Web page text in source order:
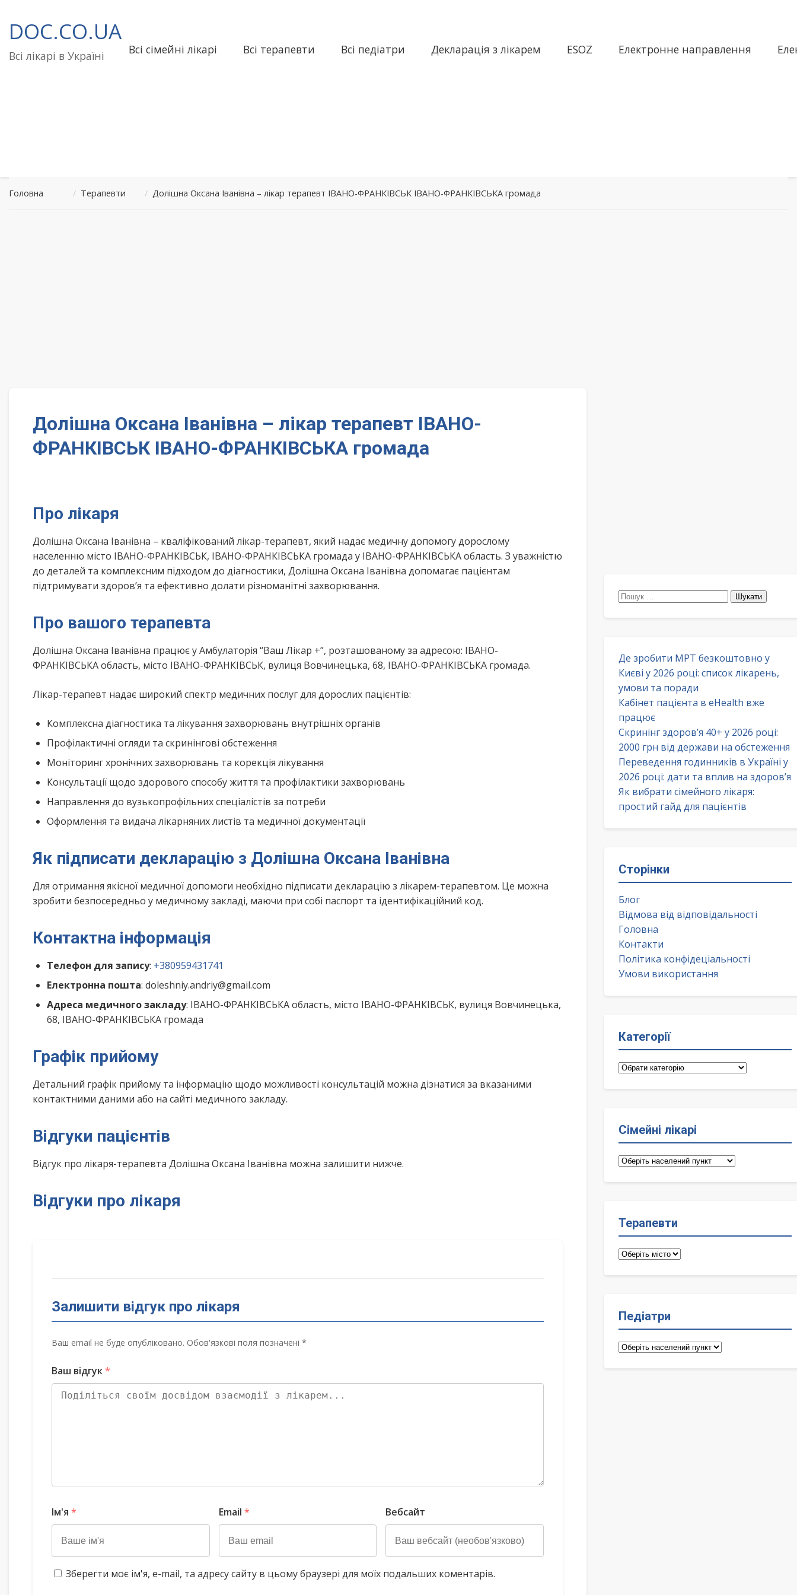
до
вмісту
DOC.CO.UA
Всі лікарі в Україні Всі сімейні лікарі Всі терапевти Всі педіатри Декларація з лікарем ESOZ Електронне направлення
Головна / Терапевти / Долішна Оксана Іванівна – лікар терапевт ІВАНО-ФРАНКІВСЬК ІВАНО-ФРАНКІВСЬКА громада
Долішна Оксана Іванівна – лікар терапевт ІВАНО-
ФРАНКІВСЬК ІВАНО-ФРАНКІВСЬКА громада
Про лікаря
Долішна Оксана Іванівна – кваліфікований лікар-терапевт, який надає медичну допомогу дорослому
населенню місто ІВАНО-ФРАНКІВСЬК, ІВАНО-ФРАНКІВСЬКА громада у ІВАНО-ФРАНКІВСЬКА область. З уважністю
до деталей та комплексним підходом до діагностики, Долішна Оксана Іванівна допомагає пацієнтам
підтримувати здоров’я та ефективно долати різноманітні захворювання.
Про вашого терапевта
Долішна Оксана Іванівна працює у Амбулаторія “Ваш Лікар +”, розташованому за адресою: ІВАНО-
ФРАНКІВСЬКА область, місто ІВАНО-ФРАНКІВСЬК, вулиця Вовчинецька, 68, ІВАНО-ФРАНКІВСЬКА громада.
Лікар-терапевт надає широкий спектр медичних послуг для дорослих пацієнтів:
Комплексна діагностика та лікування захворювань внутрішніх органів
Профілактичні огляди та скринінгові обстеження
Моніторинг хронічних захворювань та корекція лікування
Консультації щодо здорового способу життя та профілактики захворювань
Направлення до вузькопрофільних спеціалістів за потреби
Оформлення та видача лікарняних листів та медичної документації
Як підписати декларацію з Долішна Оксана Іванівна
Для отримання якісної медичної допомоги необхідно підписати декларацію з лікарем-терапевтом. Це можна
зробити безпосередньо у медичному закладі, маючи при собі паспорт та ідентифікаційний код.
Контактна інформація
Телефон для запису: +380959431741
Електронна пошта: doleshniy.andriy@gmail.com
Адреса медичного закладу: ІВАНО-ФРАНКІВСЬКА область, місто ІВАНО-ФРАНКІВСЬК, вулиця Вовчинецька,
68, ІВАНО-ФРАНКІВСЬКА громада
Графік прийому
Детальний графік прийому та інформацію щодо можливості консультацій можна дізнатися за вказаними
контактними даними або на сайті медичного закладу.
Відгуки пацієнтів
Відгук про лікаря-терапевта Долішна Оксана Іванівна можна залишити нижче.
Відгуки про лікаря
Залишити відгук про лікаря
Ваш email не буде опубліковано. Обов'язкові поля позначені *
Ваш відгук*
Ім'я * Email * Вебсайт
Зберегти моє ім'я, e-mail, та адресу сайту в цьому браузері для моїх подальших коментарів.
Пошук:
Де зробити МРТ безкоштовно у
Києві у 2026 році: список лікарень,
умови та поради
Кабінет пацієнта в eHealth вже
працює
Скринінг здоров’я 40+ у 2026 році:
2000 грн від держави на обстеження
Переведення годинників в Україні у
2026 році: дати та вплив на здоров’я
Як вибрати сімейного лікаря:
простий гайд для пацієнтів
Сторінки
Блог
Відмова від відповідальності
Головна
Контакти
Політика конфідеціальності
Умови використання
Категорії
Категорії
Сімейні лікарі
Сімейні
Терапевти
Терапевти
Педіатри
Педіатри